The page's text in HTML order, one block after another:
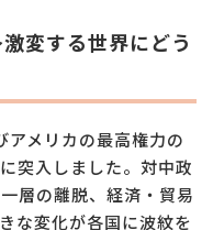
変する世界にどう
メリカの最高権力の
突入しました。対中政
層の離脱、経済・貿易
な変化が各国に波紋を